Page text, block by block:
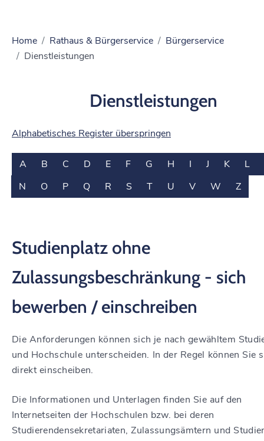
Home Rathaus & Bürgerservice
Bürgerservice
Dienstleistungen
Dienstleistungen
Alphabetisches Register überspringen
A B C D E F G H I J K
L
N
O P Q R S T U V W Z
Studienplatz ohne
Zulassungsbeschränkung - sich
bewerben / einschreiben
Die Anforderungen können sich je nach gewähltem
und Hochschule unterscheiden. In der Regel können Sie
direkt einscheiben.
Die Informationen und Unterlagen finden Sie auf den
Internetseiten der Hochschulen bzw. bei deren
Studierendensekretariaten, Zulassungsämtern und